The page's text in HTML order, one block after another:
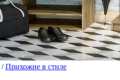
/Прихожие в стиле